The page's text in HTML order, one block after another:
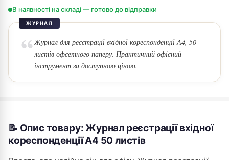
В наявності на складі — готово до відправки
ЖУРНАЛ
Журнал для реєстрації вхідної кореспонденції А4, 50
листів офсетного паперу. Практичний офісний
інструмент за доступною ціною.
📝 Опис товару: Журнал реєстрації вхідної
кореспонденції А4 50 листів